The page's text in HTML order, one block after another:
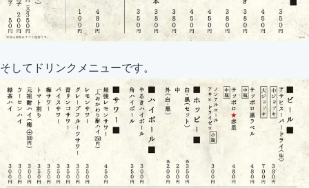
そしてドリンクメニューです。